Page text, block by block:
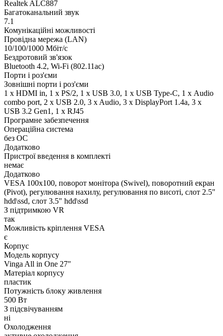
Realtek ALC887
Багатоканальний звук
7.1
Комунікаційні можливості
Провідна мережа (LAN)
10/100/1000 Мбіт/с
Бездротовий зв'язок
Bluetooth 4.2, Wi-Fi (802.11ac)
Порти і роз'єми
Зовнішні порти і роз'єми
1 x HDMI in, 1 x PS/2, 1 x USB 3.0, 1 x USB Type-C, 1 х Audio
combo port, 2 x USB 2.0, 3 x Audio, 3 x DisplayPort 1.4a, 3 x
USB 3.2 Gen1, 1 x RJ45
Програмне забезпечення
Операційна система
без ОС
Додатково
Пристрої введення в комплекті
немає
Додатково
VESA 100x100, поворот монітора (Swivel), поворотний екран
(Pivot), регулювання нахилу, регулювання по висоті, слот 2.5"
hdd\ssd, слот 3.5" hdd\ssd
З підтримкою VR
так
Можливість кріплення VESA
є
Корпус
Модель корпусу
Vinga All in One 27"
Матеріал корпусу
пластик
Потужність блоку живлення
500 Вт
З підсвічуванням
ні
Охолодження